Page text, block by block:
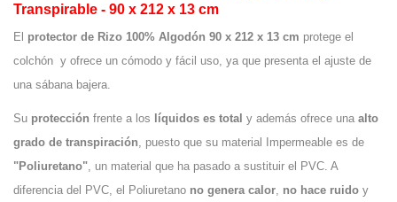
Transpirable - 90 x 212 x 13 cm
El protector de Rizo 100% Algodón 90 x 212 x 13 cm protege el
colchón y ofrece un cómodo y fácil uso, ya que presenta el ajuste de
una sábana bajera.
Su protección frente a los líquidos es total y además ofrece una alto
grado de transpiración, puesto que su material Impermeable es de
"Poliuretano", un material que ha pasado a sustituir el PVC. A
diferencia del PVC, el Poliuretano no genera calor, no hace ruido y